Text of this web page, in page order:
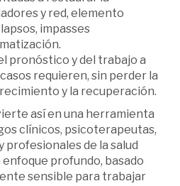
y red, elemento
impasses
pronóstico y del trabajo a
requieren, sin perder la
y la recuperación.
así en una herramienta
clínicos, psicoterapeutas,
de la salud
profundo, basado
sensible para trabajar